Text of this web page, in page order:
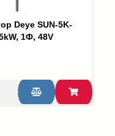
Deye SUN-5K-
1Ф, 48V